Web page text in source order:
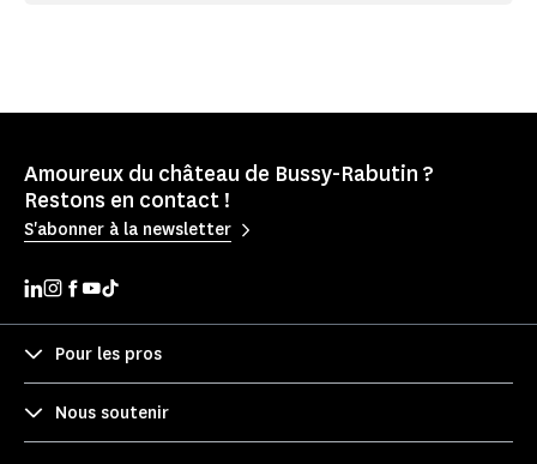
Amoureux du château de Bussy-Rabutin ?
Restons en contact !
S'abonner à la newsletter
Pour les pros
Nous soutenir